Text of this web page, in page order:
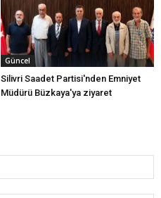
Güncel
Silivri Saadet Partisi'nden Emniyet
Müdürü Büzkaya'ya ziyaret